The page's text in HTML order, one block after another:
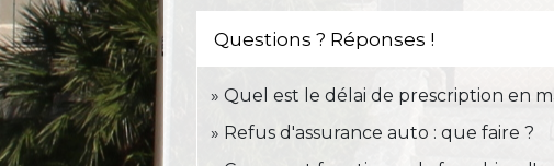
Questions ? Réponses !
Quel est le délai de prescription en
Refus d'assurance auto : que faire ?